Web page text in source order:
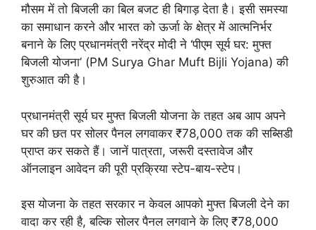
मौसम में तो बिजली का बिल बजट ही बिगाड़ देता है। इसी समस्या
का समाधान करने और भारत को ऊर्जा के क्षेत्र में आत्मनिर्भर
बनाने के लिए प्रधानमंत्री नरेंद्र मोदी ने ‘पीएम सूर्य घर: मुफ्त
बिजली योजना’ (PM Surya Ghar Muft Bijli Yojana) की
शुरुआत की है।
प्रधानमंत्री सूर्य घर मुफ्त बिजली योजना के तहत अब आप अपने
घर की छत पर सोलर पैनल लगवाकर ₹78,000 तक की सब्सिडी
प्राप्त कर सकते हैं। जानें पात्रता, जरूरी दस्तावेज और
ऑनलाइन आवेदन की पूरी प्रक्रिया स्टेप-बाय-स्टेप।
इस योजना के तहत सरकार न केवल आपको मुफ्त बिजली देने का
वादा कर रही है, बल्कि सोलर पैनल लगवाने के लिए ₹78,000